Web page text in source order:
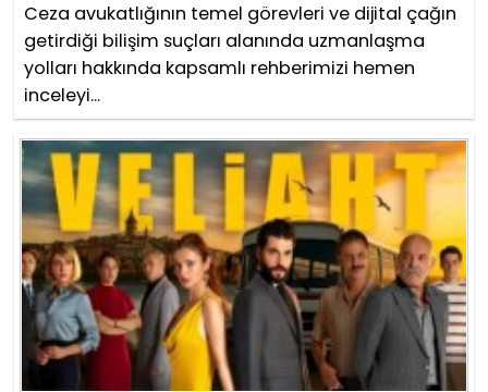
Ceza avukatlığının temel görevleri ve dijital çağın
getirdiği bilişim suçları alanında uzmanlaşma
yolları hakkında kapsamlı rehberimizi hemen
inceleyi...